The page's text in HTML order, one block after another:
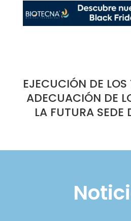
EJECUCIÓN DE
ADECUACIÓN DE
LA FUTURA SEDE